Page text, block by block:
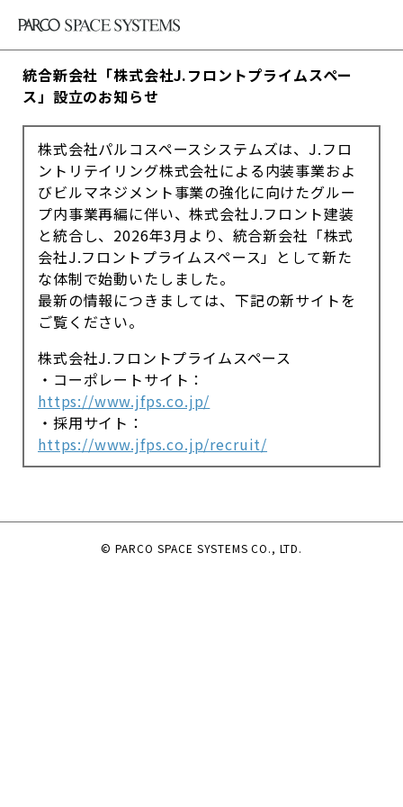
統合新会社「株式会社J.フロントプライムスペー
ス」設立のお知らせ
株式会社パルコスペースシステムズは、J.フロ
ントリテイリング株式会社による内装事業およ
びビルマネジメント事業の強化に向けたグルー
プ内事業再編に伴い、株式会社J.フロント建装
と統合し、2026年3月より、統合新会社「株式
会社J.フロントプライムスペース」として新た
な体制で始動いたしました。
最新の情報につきましては、下記の新サイトを
ご覧ください。
株式会社J.フロントプライムスペース
・コーポレートサイト：
https://www.jfps.co.jp/
・採用サイト：
https://www.jfps.co.jp/recruit/
© PARCO SPACE SYSTEMS CO., LTD.